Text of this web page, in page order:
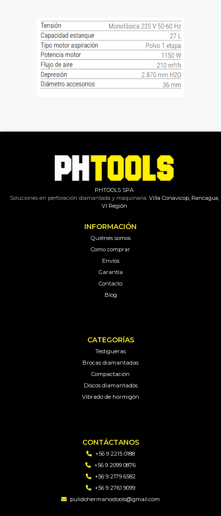
PHTOOLS SPA
Soluciones en perforación diamantada y maquinaria.Villa Conavicop, Rancagua,
VI Región
INFORMACIÓN
Quiénes somos
Como comprar
Envíos
Garantía
Contacto
Blog
CATEGORÍAS
Testigueras
Brocas diamantadas
Compactación
Discos diamantados
Vibrado de hormigón
CONTÁCTANOS
+56 9 2215 0188
+56 9 2099 0876
+56 9 2179 6582
+56 9 2761 9099
pulidohermanostools@gmail.com